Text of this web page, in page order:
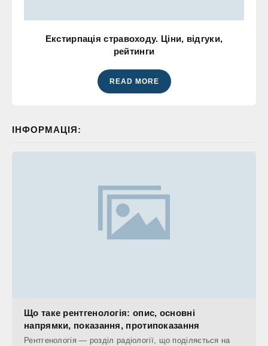
Екстирпація стравоходу. Ціни, відгуки,
рейтинги
READ MORE
ІНФОРМАЦІЯ:
Що таке рентгенологія: опис, основні
напрямки, показання, протипоказання
Рентгенологія — розділ радіології, що поділяється на